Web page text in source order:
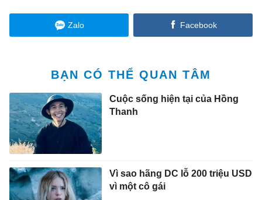
Zalo Facebook
BẠN CÓ THỂ QUAN TÂM
Cuộc sống hiện tại của Hồng
Thanh
Vì sao hãng DC lỗ 200 triệu USD
vì một cô gái